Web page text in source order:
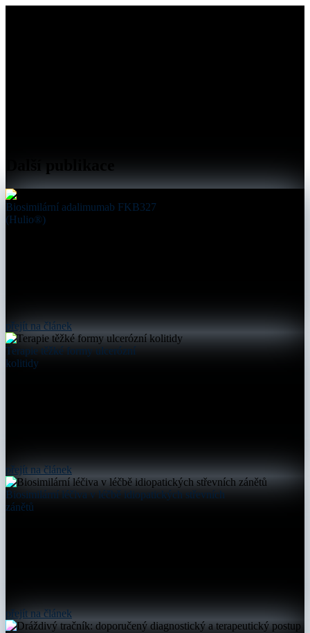
Biosimilární adalimumab FKB327
(Hulio®)
přejít na článek
Terapie těžké formy ulcerózní
kolitidy
přejít na článek
Biosimilární léčiva v léčbě idiopatických střevních
zánětů
přejít na článek